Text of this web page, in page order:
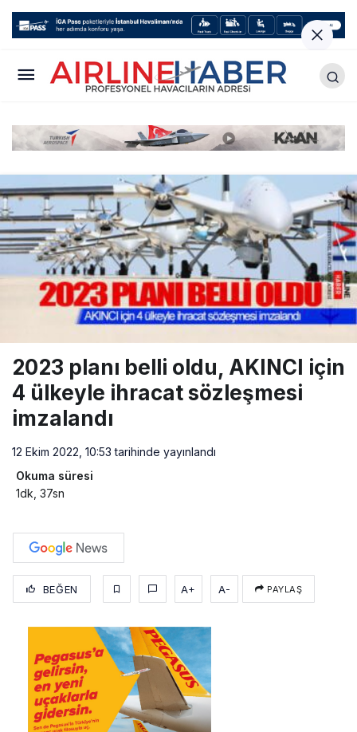
2023 planı belli oldu, AKINCI için
4 ülkeyle ihracat sözleşmesi
imzalandı
12 Ekim 2022, 10:53 tarihinde yayınlandı
Okuma süresi
1dk, 37sn
BEĞEN A+ A- PAYLAŞ